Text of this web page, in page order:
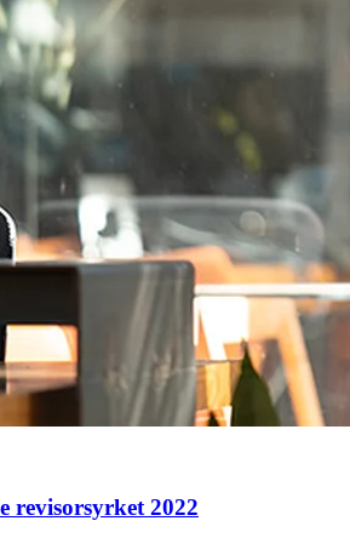
revisorsyrket 2022